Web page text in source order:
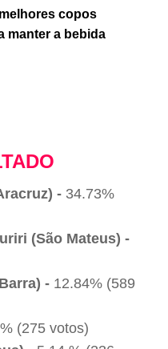
copos
manter a bebida
- 34.73%
(São Mateus) -
- 12.84% (589
(275 votos)